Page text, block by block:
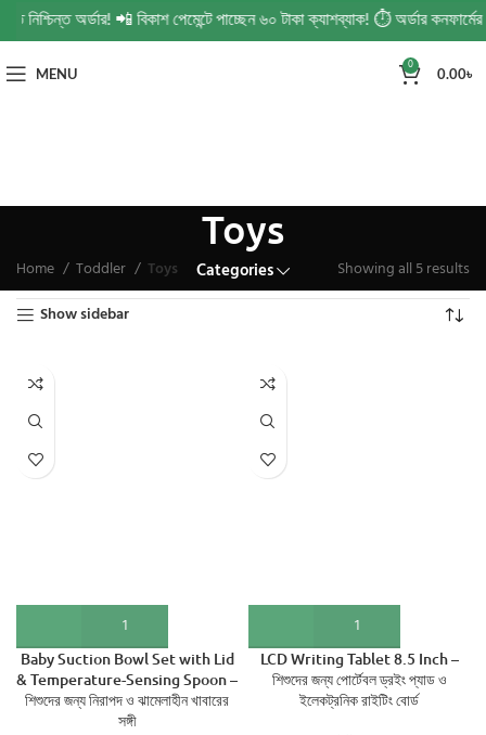
নিশ্চিন্ত অর্ডার! 📲 বিকাশ পেমেন্টে পাচ্ছেন ৬০ টাকা ক্যাশব্যাক! ⏱️ অর্ডার
MENU 0 0.00৳
Toys
Categories
Home Toddler Toys
Showing all 5 results
Show sidebar
Baby Suction Bowl Set with Lid
& Temperature-Sensing Spoon –
শিশুদের জন্য নিরাপদ ও ঝামেলাহীন খাবারের
সঙ্গী
LCD Writing Tablet 8.5 Inch –
শিশুদের জন্য পোর্টেবল ড্রইং প্যাড ও
ইলেকট্রনিক রাইটিং বোর্ড